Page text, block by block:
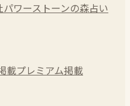
パワーストーンの森占い
載プレミアム掲載